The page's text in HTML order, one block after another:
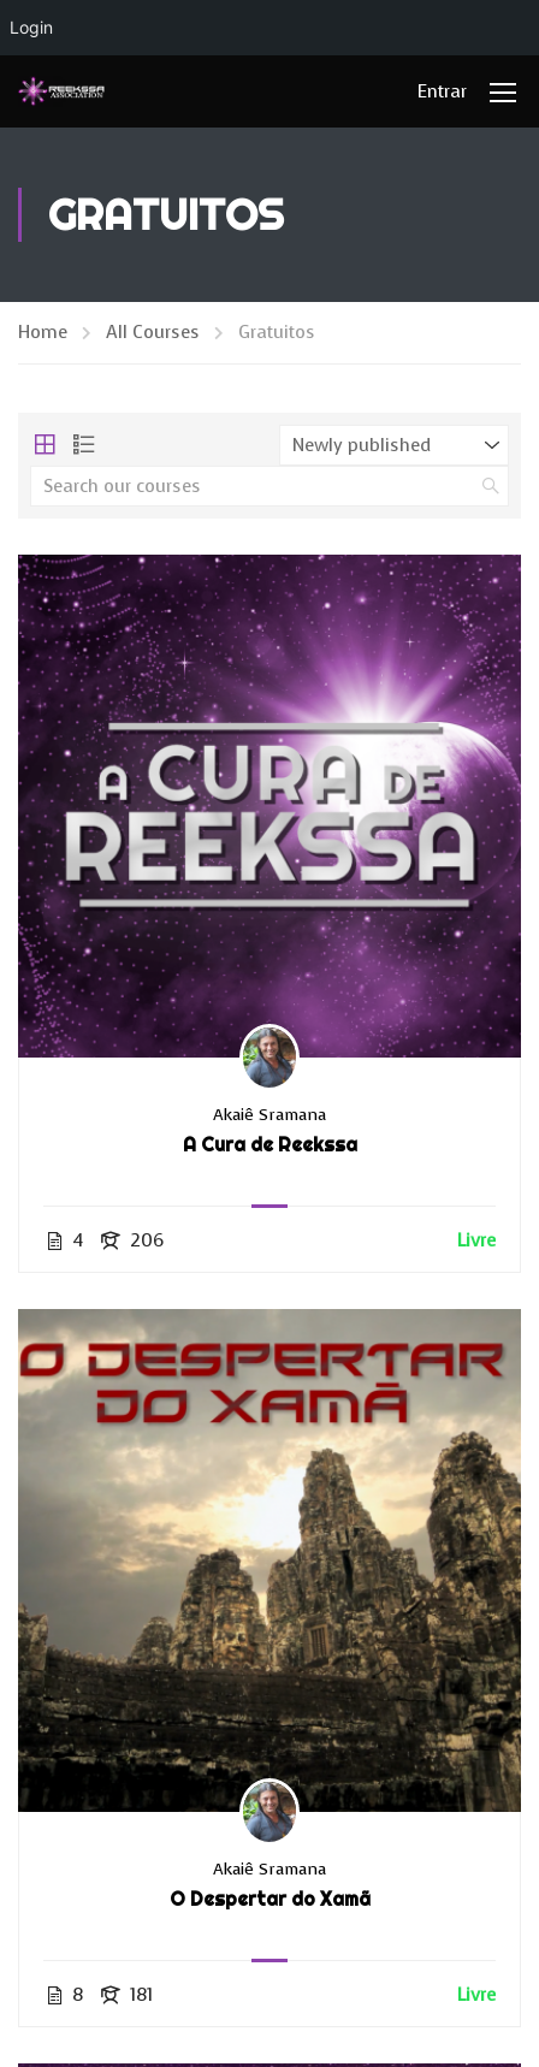
Login
Entrar
GRATUITOS
Home All Courses Gratuitos
Akaiê Sramana
A Cura de Reekssa
4 206 Livre
Akaiê Sramana
O Despertar do Xamã
8 181 Livre